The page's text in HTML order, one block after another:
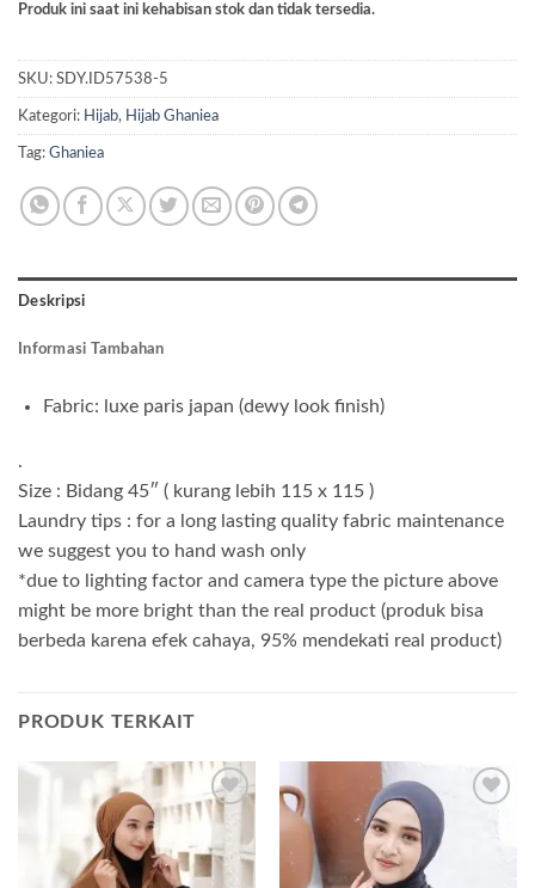
Produk ini saat ini kehabisan stok dan tidak tersedia.
SKU: SDY.ID57538-5
Kategori: Hijab, Hijab Ghaniea
Tag: Ghaniea
Deskripsi
Informasi Tambahan
Fabric: luxe paris japan (dewy look finish)
.
Size : Bidang 45″ ( kurang lebih 115 x 115 )
Laundry tips : for a long lasting quality fabric maintenance
we suggest you to hand wash only
*due to lighting factor and camera type the picture above
might be more bright than the real product (produk bisa
berbeda karena efek cahaya, 95% mendekati real product)
PRODUK TERKAIT
Add to
wishlist